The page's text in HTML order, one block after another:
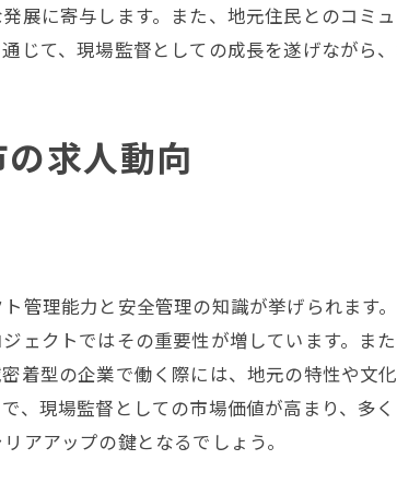
の現場監督の業務の広がり
現場管理が求められる理由
の現場監督の適応力を高める
現場監督になるためのステップ
が挑戦する新たな働き方
展に寄与します。また、地元住民とのコミ
じて、現場監督としての成長を遂げながら
求人動向
管理能力と安全管理の知識が挙げられます
ェクトではその重要性が増しています。ま
着型の企業で働く際には、地元の特性や文
、現場監督としての市場価値が高まり、多
アアップの鍵となるでしょう。